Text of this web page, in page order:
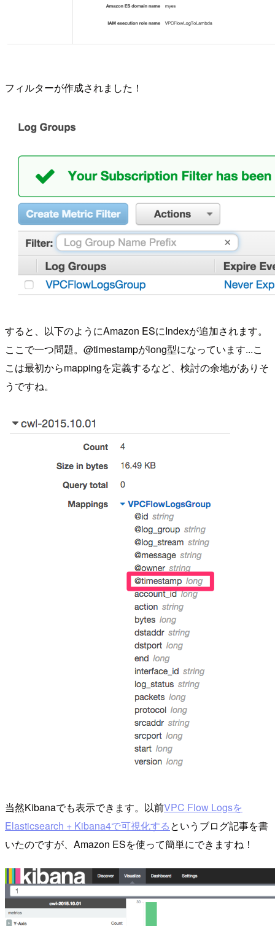
フィルターが作成されました！
すると、以下のようにAmazon ESにIndexが追加されます。
ここで一つ問題。@timestampがlong型になっています...こ
こは最初からmappingを定義するなど、検討の余地がありそ
うですね。
当然Kibanaでも表示できます。以前VPC Flow Logsを
Elasticsearch + Kibana4で可視化するというブログ記事を書
いたのですが、Amazon ESを使って簡単にできますね！